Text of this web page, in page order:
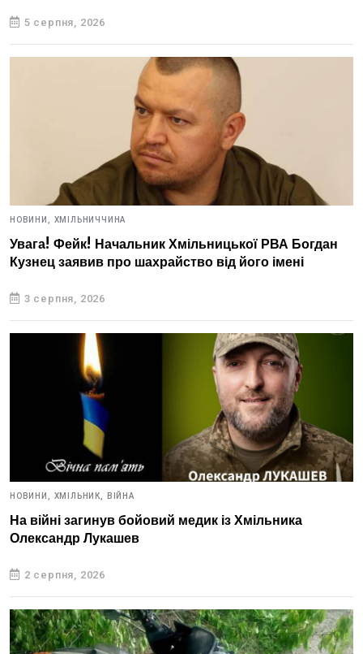
5 серпня, 2026
НОВИНИ, ХМІЛЬНИЧЧИНА
Увага! Фейк! Начальник Хмільницької РВА Богдан
Кузнец заявив про шахрайство від його імені
3 серпня, 2026
НОВИНИ, ХМІЛЬНИК, ВІЙНА
На війні загинув бойовий медик із Хмільника
Олександр Лукашев
2 серпня, 2026